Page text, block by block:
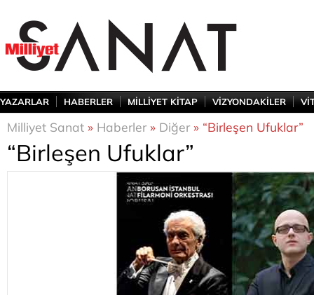
YAZARLAR HABERLER MİLLİYET KİTAP VİZYONDAKİLER
Milliyet Sanat » Haberler» Diğer» “Birleşen Ufuklar”
“Birleşen Ufuklar”